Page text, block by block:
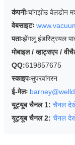
कंपनीःचांगझोउ वेलडोन
वेबसाइटः
पताःझेंगलू इंडस्ट्रियल
मोबाइल / व्हाट्सएप /
QQ:619857675
स्काइपःसुपरवांगरन
ई-मेलः
यूट्यूब चैनल 1: चैनल
यूट्यूब चैनल 2: चैनल